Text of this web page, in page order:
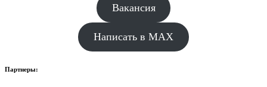
Вакансия
Написать в MAX
Партнеры: